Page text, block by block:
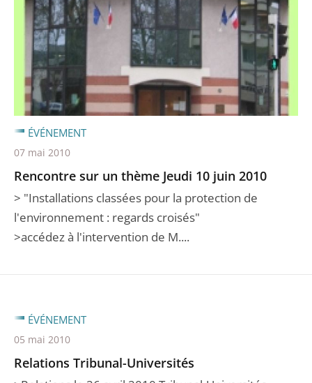
Rencontre sur un thème Jeudi 10 juin 2010
> "Installations classées pour la protection de
l'environnement : regards croisés"
>accédez à l'intervention de M....
ÉVÉNEMENT
07 mai 2010
Relations Tribunal-Universités
ÉVÉNEMENT
05 mai 2010